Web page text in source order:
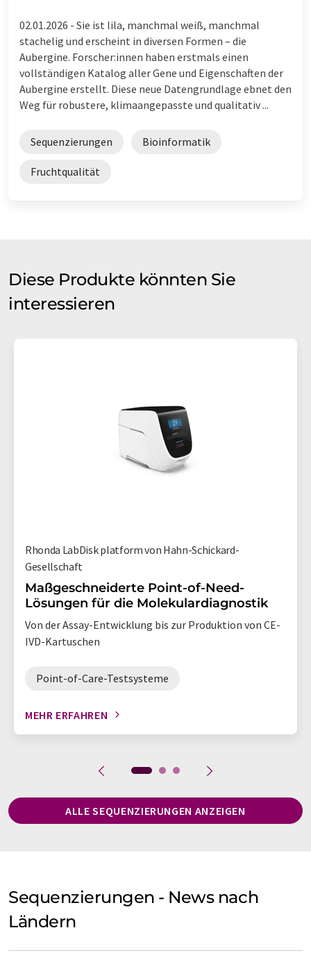
02.01.2026 - Sie ist lila, manchmal weiß, manchmal
stachelig und erscheint in diversen Formen – die
Aubergine. Forscher:innen haben erstmals einen
vollständigen Katalog aller Gene und Eigenschaften der
Aubergine erstellt. Diese neue Datengrundlage ebnet den
Weg für robustere, klimaangepasste und qualitativ ...
Sequenzierungen Bioinformatik
Fruchtqualität
Diese Produkte könnten Sie
interessieren
Rhonda LabDisk platform von Hahn-Schickard-
Gesellschaft
Maßgeschneiderte Point-of-Need-
Lösungen für die Molekulardiagnostik
Von der Assay-Entwicklung bis zur Produktion von CE-
IVD-Kartuschen
Point-of-Care-Testsysteme
MEHR ERFAHREN
ALLE SEQUENZIERUNGEN ANZEIGEN
Sequenzierungen - News nach
Ländern